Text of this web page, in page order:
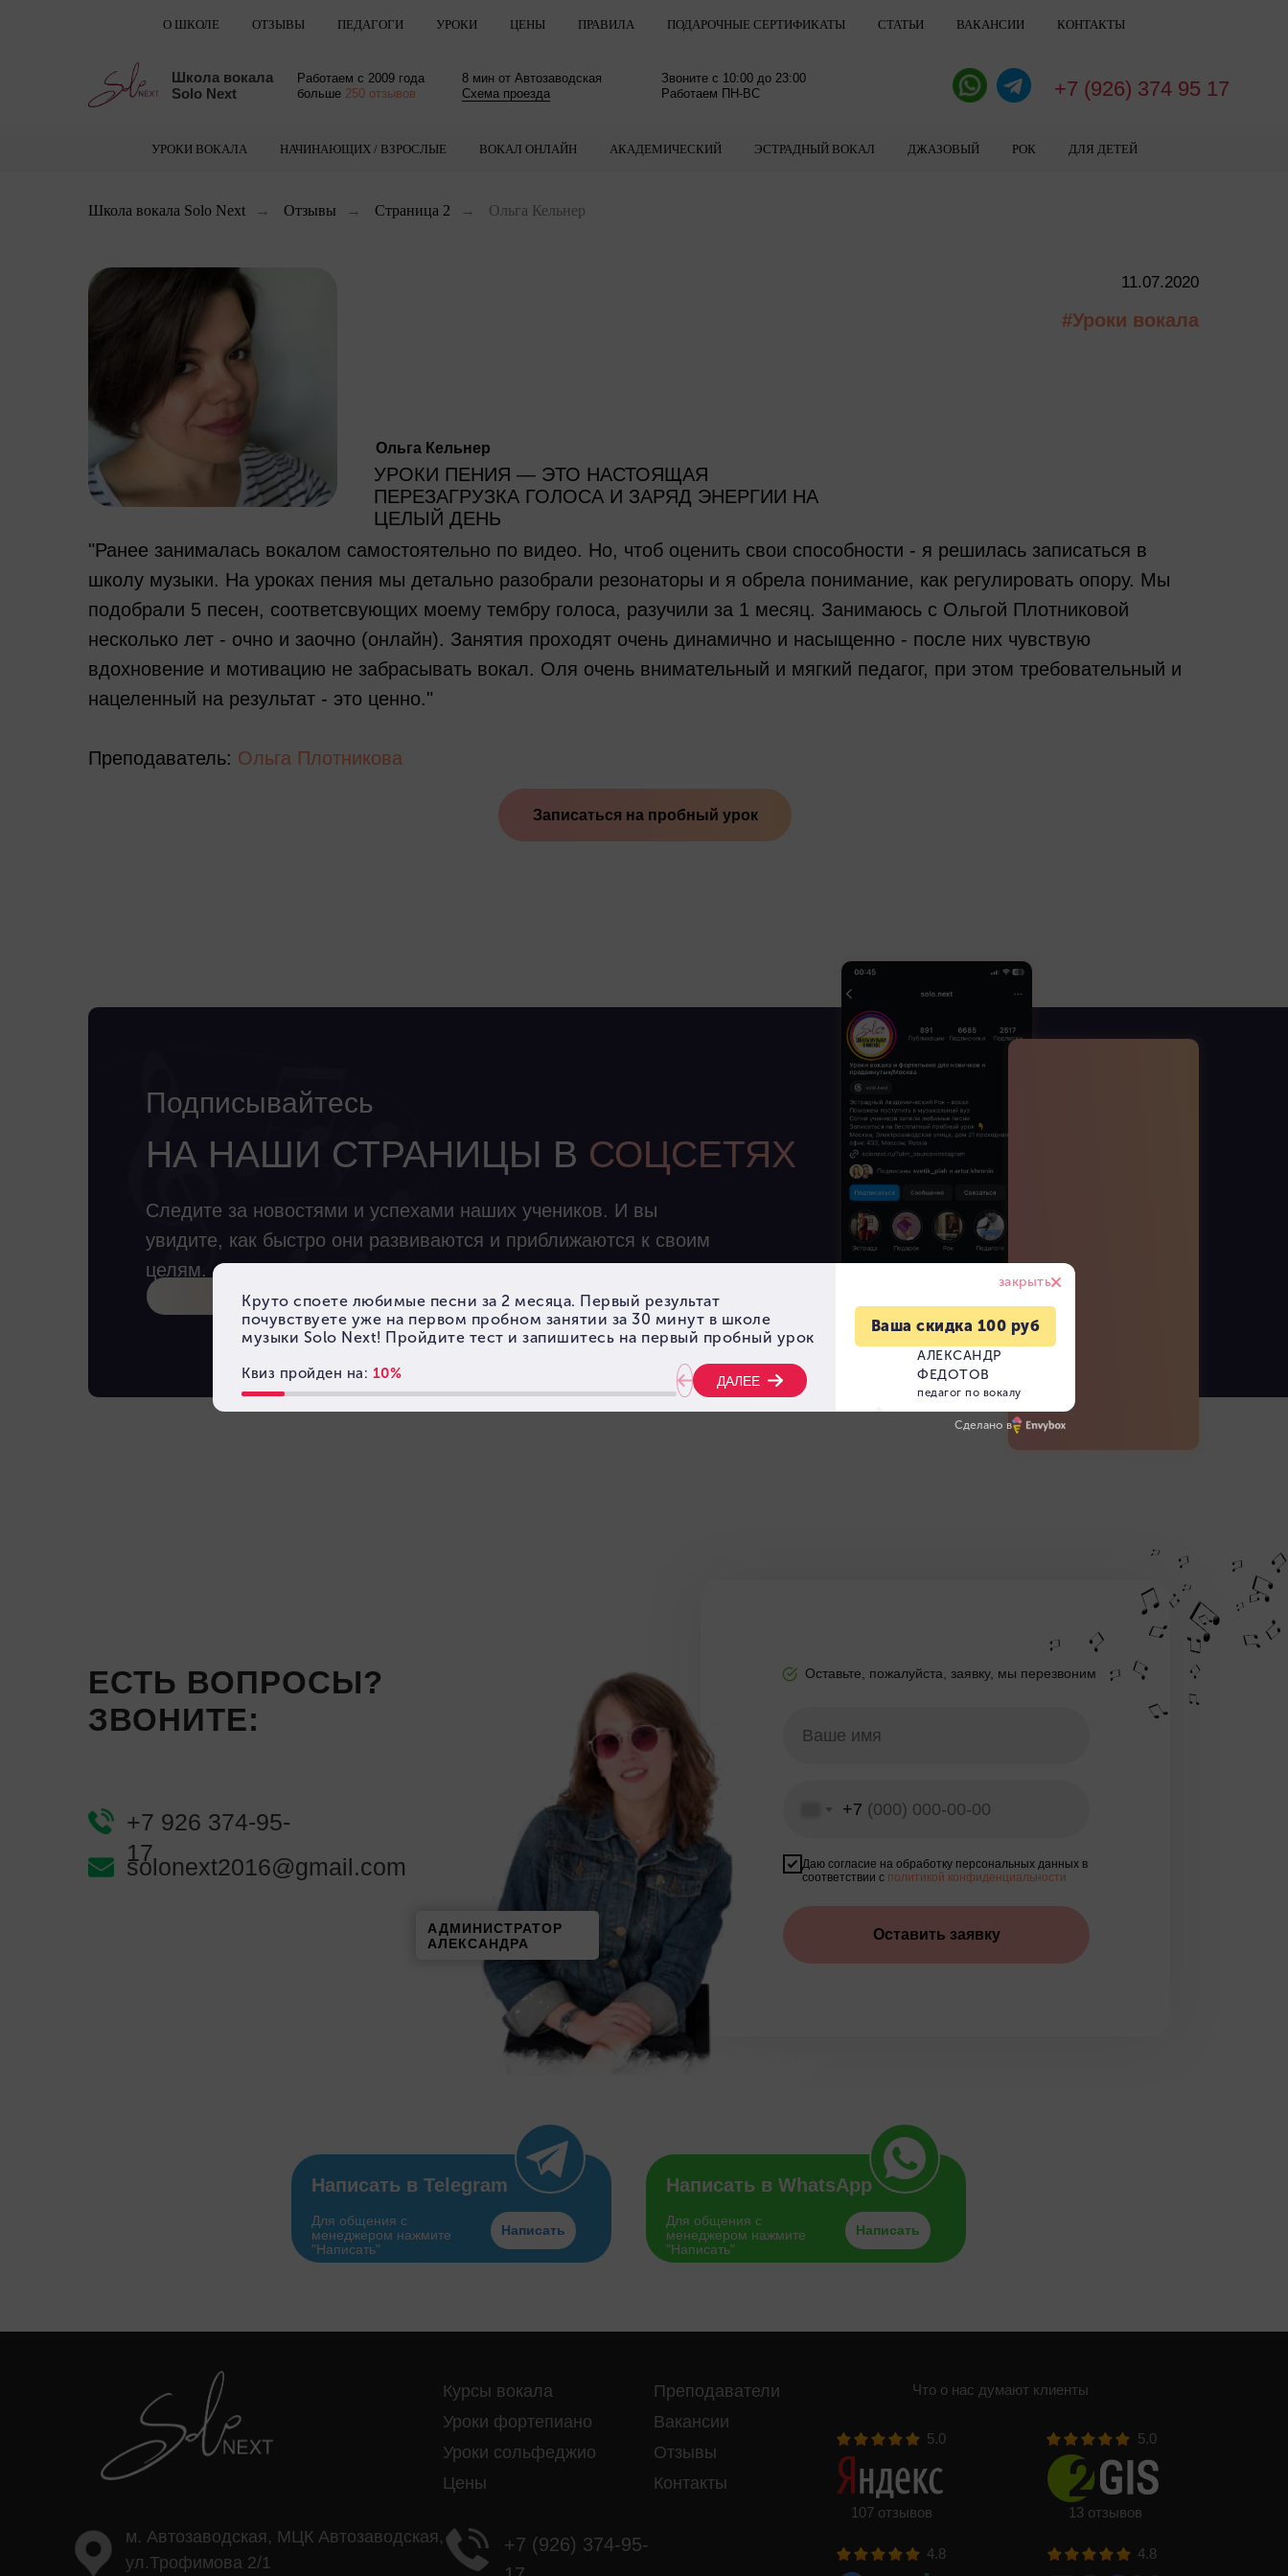
О ШКОЛЕ ОТЗЫВЫ ПЕДАГОГИ УРОКИ ЦЕНЫ ПРАВИЛА ПОДАРОЧНЫЕ СЕРТИФИКАТЫ СТАТЬИ ВАКАНСИИ КОНТАКТЫ
+7 (926) 374 95 17
Работаем с 2009 года
больше 250 отзывов
8 мин от Автозаводская
Схема проезда
Звоните с 10:00 до 23:00
Работаем ПН-ВС
Школа вокала
Solo Next
УРОКИ ВОКАЛА НАЧИНАЮЩИХ / ВЗРОСЛЫЕ ВОКАЛ ОНЛАЙН АКАДЕМИЧЕСКИЙ ЭСТРАДНЫЙ ВОКАЛ ДЖАЗОВЫЙ РОК ДЛЯ ДЕТЕЙ
Школа вокала Solo Next → Отзывы → Страница 2 → Ольга Кельнер
УРОКИ ПЕНИЯ — ЭТО НАСТОЯЩАЯ
ПЕРЕЗАГРУЗКА ГОЛОСА И ЗАРЯД ЭНЕРГИИ НА
ЦЕЛЫЙ ДЕНЬ
11.07.2020
Ольга Кельнер
"Ранее занималась вокалом самостоятельно по видео. Но, чтоб оценить свои способности - я решилась записаться в
школу музыки. На уроках пения мы детально разобрали резонаторы и я обрела понимание, как регулировать опору. Мы
подобрали 5 песен, соответсвующих моему тембру голоса, разучили за 1 месяц. Занимаюсь с Ольгой Плотниковой
несколько лет - очно и заочно (онлайн). Занятия проходят очень динамично и насыщенно - после них чувствую
вдохновение и мотивацию не забрасывать вокал. Оля очень внимательный и мягкий педагог, при этом требовательный и
нацеленный на результат - это ценно."
Преподаватель: Ольга Плотникова
#Уроки вокала
Записаться на пробный урок
Подписывайтесь
НА НАШИ СТРАНИЦЫ В СОЦСЕТЯХ
Следите за новостями и успехами наших учеников. И вы
увидите, как быстро они развиваются и приближаются к своим
целям.
VK
solonext2016@gmail.com
Оставьте, пожалуйста, заявку, мы перезвоним
ЕСТЬ ВОПРОСЫ?
ЗВОНИТЕ:
АДМИНИСТРАТОР
АЛЕКСАНДРА
+7 926 374-95-
17
Написать в Telegram
Для общения с
менеджером нажмите
"Написать"
Написать
Написать в WhatsApp
Для общения с
менеджером нажмите
"Написать"
Написать
Оставить заявку
+7
Даю согласие на обработку персональных данных в
соответствии с политикой конфиденциальности
Курсы вокала
Уроки фортепиано
Уроки сольфеджио
Цены
Преподаватели
Вакансии
Отзывы
Контакты
+7 (926) 374-95-
м. Автозаводская, МЦК Автозаводская,
ул.Трофимова 2/1
4.8
4.8
5.0
107 отзывов
5.0
13 отзывов
Что о нас думают клиенты
Сделано в